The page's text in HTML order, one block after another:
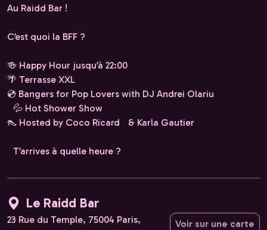
Au Raidd Bar !
C’est quoi la BFF ?
🍻 Happy Hour jusqu’à 22:00
🌴 Terrasse XXL
💿 Bangers for Pop Lovers with DJ Andrei Olariu
💦 Hot Shower Show
👠 Hosted by Coco Ricard & Karla Gautier
T’arrives à quelle heure ?
Le Raidd Bar
23 Rue du Temple, 75004 Paris,
Voir sur une carte